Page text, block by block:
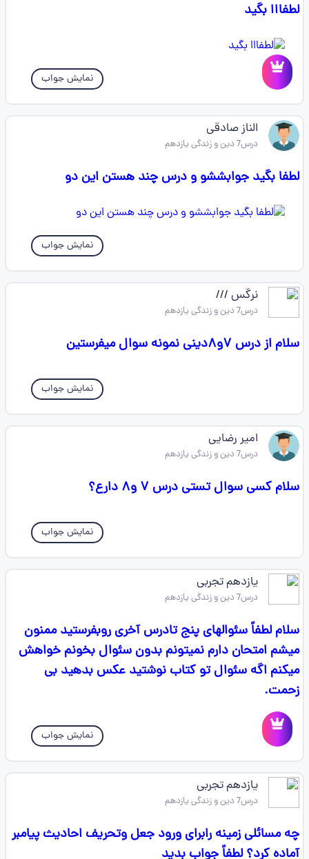
لطفااا بگید
نمایش جواب
الناز صادقی
درس7 دین و زندگی یازدهم
لطفا بگید جوابششو و درس چند هستن این دو
نمایش جواب
نرگس ///
درس7 دین و زندگی یازدهم
سلام از درس ۷و۸دینی نمونه سوال میفرستین
نمایش جواب
امیر رضایی
درس7 دین و زندگی یازدهم
سلام کسی سوال تستی درس ۷ و۸ دارع؟
نمایش جواب
یازدهم تجربی
درس7 دین و زندگی یازدهم
سلام لطفاً سئوالهای پنج تادرس آخری روبفرستید ممنون
میشم امتحان دارم نمیتونم بدون سئوال بخونم خواهش
میکنم اگه سئوال تو کتاب نوشتید عکس بدهید بی
زحمت.
نمایش جواب
یازدهم تجربی
درس7 دین و زندگی یازدهم
چه مسائلی زمینه رابرای ورود جعل وتحریف احادیث پیامبر
آماده کرد؟ لطفاً جواب بدید